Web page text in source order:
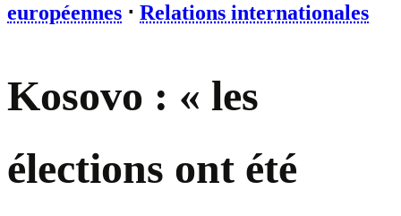
européennes ⋅ Relations internationales
Kosovo : « les
élections ont été